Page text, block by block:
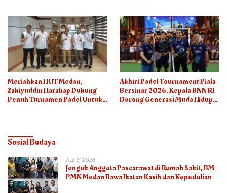
Meriahkan HUT Medan,
Zakiyuddin Harahap Dukung
Penuh Turnamen Padel Untuk
Akhiri Padel Tournament Piala
Bersinar 2026, Kepala BNN RI
Dorong Generasi Muda Hidup
Sosial Budaya
Juli 3, 2026
Jenguk Anggota Pascarawat di Rumah Sakit, BM
PMN Medan Bawa Ikatan Kasih dan Kepedulian